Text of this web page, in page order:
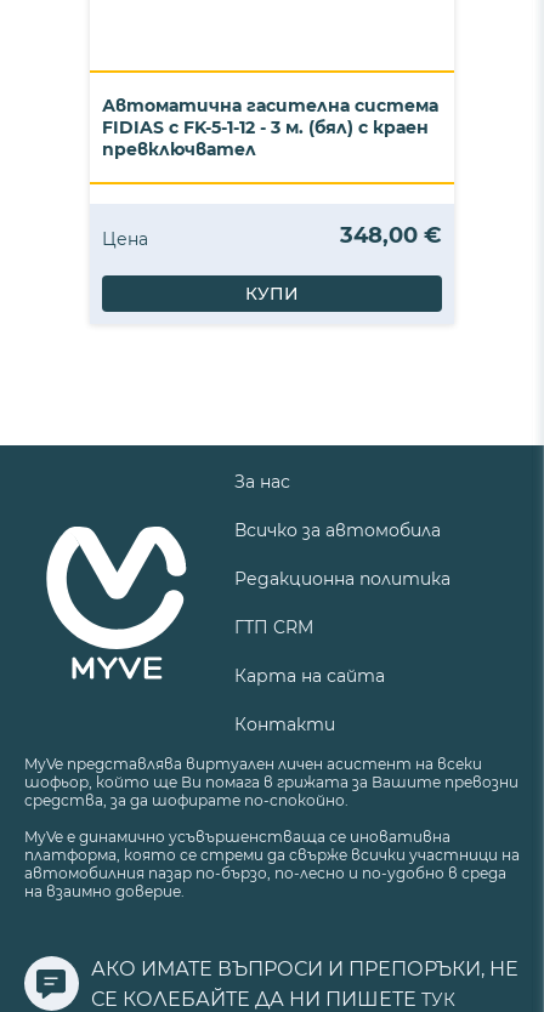
Автоматична гасителна система
FIDIAS с FK-5-1-12 - 3 м. (бял) с краен
превключвател
Цена 348,00 €
КУПИ
За нас
Всичко за автомобила
Редакционна политика
ГТП CRM
Карта на сайта
Контакти
MyVe представлява виртуален личен асистент на всеки
шофьор, който ще Ви помага в грижата за Вашите превозни
средства, за да шофирате по-спокойно.
MyVe е динамично усъвършенстваща се иновативна
платформа, която се стреми да свърже всички участници на
автомобилния пазар по-бързо, по-лесно и по-удобно в среда
на взаимно доверие.
АКО ИМАТЕ ВЪПРОСИ И ПРЕПОРЪКИ, НЕ
СЕ КОЛЕБАЙТЕ ДА НИ ПИШЕТЕ ТУК